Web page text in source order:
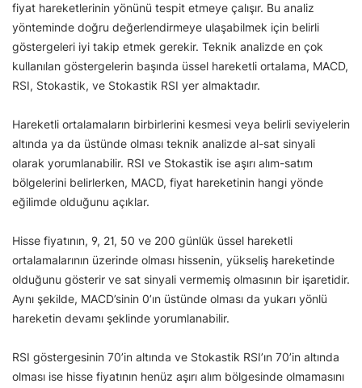
fiyat hareketlerinin yönünü tespit etmeye çalışır. Bu analiz
yönteminde doğru değerlendirmeye ulaşabilmek için belirli
göstergeleri iyi takip etmek gerekir. Teknik analizde en çok
kullanılan göstergelerin başında üssel hareketli ortalama, MACD,
RSI, Stokastik, ve Stokastik RSI yer almaktadır.
Hareketli ortalamaların birbirlerini kesmesi veya belirli seviyelerin
altında ya da üstünde olması teknik analizde al-sat sinyali
olarak yorumlanabilir. RSI ve Stokastik ise aşırı alım-satım
bölgelerini belirlerken, MACD, fiyat hareketinin hangi yönde
eğilimde olduğunu açıklar.
Hisse fiyatının, 9, 21, 50 ve 200 günlük üssel hareketli
ortalamalarının üzerinde olması hissenin, yükseliş hareketinde
olduğunu gösterir ve sat sinyali vermemiş olmasının bir işaretidir.
Aynı şekilde, MACD’sinin 0’ın üstünde olması da yukarı yönlü
hareketin devamı şeklinde yorumlanabilir.
RSI göstergesinin 70’in altında ve Stokastik RSI’ın 70’in altında
olması ise hisse fiyatının henüz aşırı alım bölgesinde olmamasını